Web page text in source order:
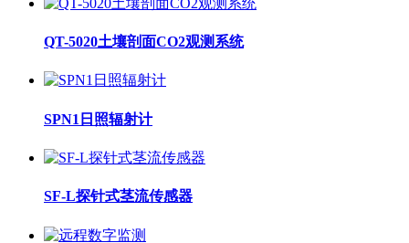
QT-5020土壤剖面CO2观测系统
SPN1日照辐射计
SF-L探针式茎流传感器